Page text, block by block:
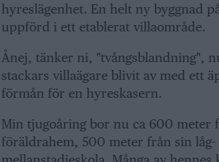
hyreslägenhet. En helt ny byggnad
uppförd i ett etablerat villaområde.
Ånej, tänker ni, "tvångsblandning",
stackars villaägare blivit av med ett
förmån för en hyreskasern.
Min tjugoåring bor nu ca 600 meter
föräldrahem, 500 meter från sin låg-